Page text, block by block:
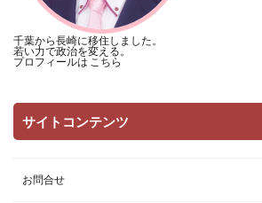
千葉から長崎に移住しました。
若い力で政治を変える。
プロフィールは こちら
サイトコンテンツ
お問合せ